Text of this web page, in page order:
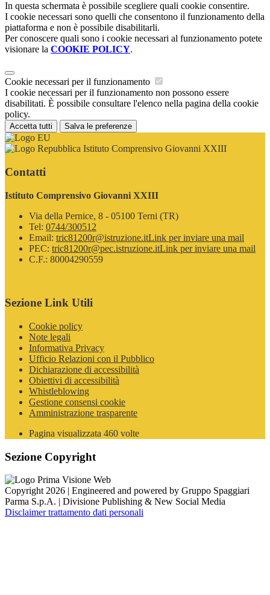
In questa schermata è possibile scegliere quali cookie consentire.
I cookie necessari sono quelli che consentono il funzionamento della
piattaforma e non è possibile disabilitarli.
Per conoscere quali sono i cookie necessari al funzionamento potete
visionare la COOKIE POLICY.
Cookie necessari per il funzionamento
I cookie necessari per il funzionamento non possono essere
disabilitati. È possibile consultare l'elenco nella pagina della cookie
policy.
Accetta tutti Salva le preferenze
Istituto Comprensivo Giovanni XXIII
Contatti
Istituto Comprensivo Giovanni XXIII
Via della Pernice, 8 - 05100 Terni (TR)
Tel: 0744/300512
Email: tric81200r@istruzione.itLink per inviare una mail
PEC: tric81200r@pec.istruzione.itLink per inviare una mail
C.F.: 80004290559
Sezione Link Utili
Cookie policy
Note legali
Informativa Privacy
Ufficio Relazioni con il Pubblico
Dichiarazione di accessibilità
Obiettivi di accessibilità
Whistleblowing
Gestione consensi cookie
Amministrazione trasparente
Pagina visualizzata 460 volte
Sezione Copyright
Copyright 2026 | Engineered and powered by Gruppo Spaggiari
Parma S.p.A. | Divisione Publishing & New Social Media
Disclaimer trattamento dati personali